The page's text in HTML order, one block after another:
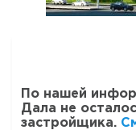
По нашей
Дала не
застройщика.